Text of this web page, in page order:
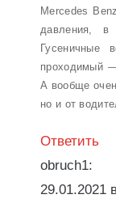
Mercedes
давления, в
Гусеничные
проходимый
А вообще
но и от
Ответить
obruch1:
29.01.2021